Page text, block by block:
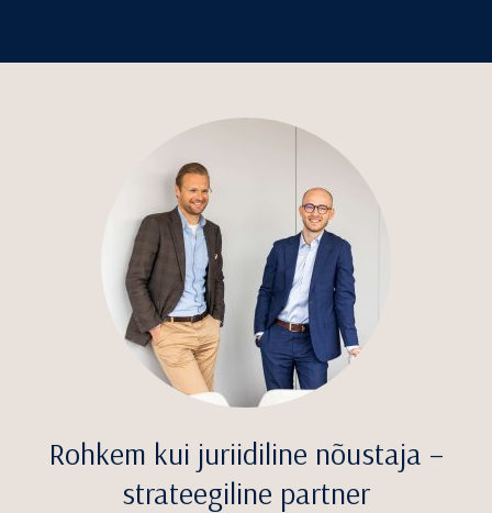
Rohkem kui juriidiline nõustaja –
strateegiline partner